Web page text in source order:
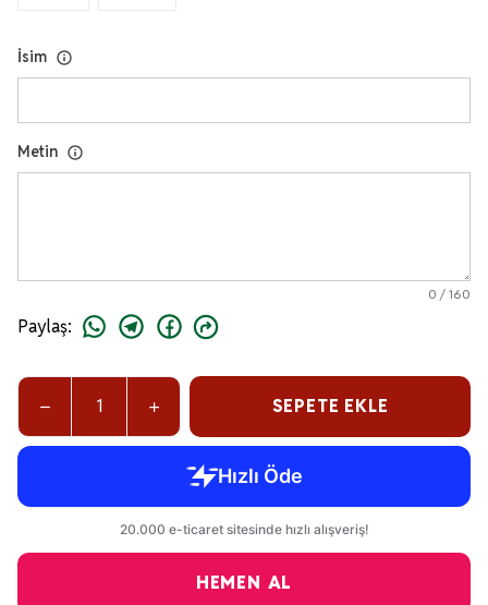
İsim
Metin
0 / 160
Paylaş:
SEPETE EKLE
HEMEN AL